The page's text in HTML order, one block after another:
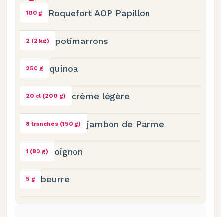
100 g Roquefort AOP Papillon
2 (2 kg) potimarrons
250 g quinoa
20 cl (200 g) crème légère
8 tranches (150 g) jambon de Parme
1 (80 g) oignon
5 g beurre